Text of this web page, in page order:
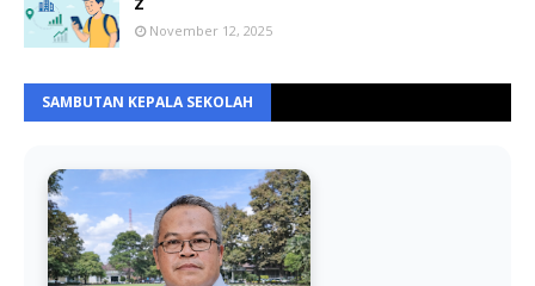
November 12, 2025
SAMBUTAN KEPALA SEKOLAH